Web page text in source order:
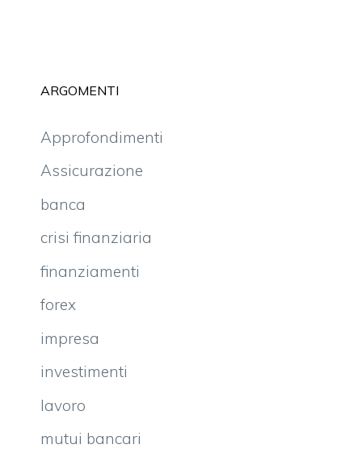
ARGOMENTI
Approfondimenti
Assicurazione
banca
crisi finanziaria
finanziamenti
forex
impresa
investimenti
lavoro
mutui bancari